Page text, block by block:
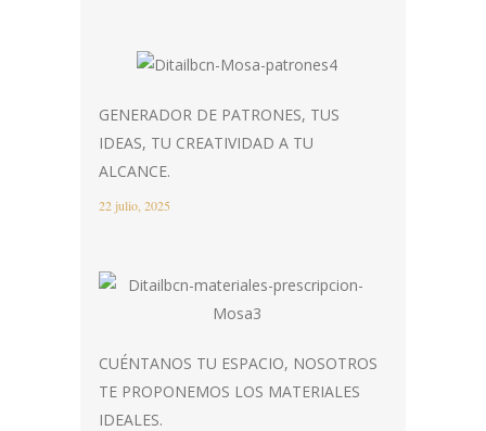
GENERADOR DE PATRONES, TUS
IDEAS, TU CREATIVIDAD A TU
ALCANCE.
22 julio, 2025
CUÉNTANOS TU ESPACIO, NOSOTROS
TE PROPONEMOS LOS MATERIALES
IDEALES.